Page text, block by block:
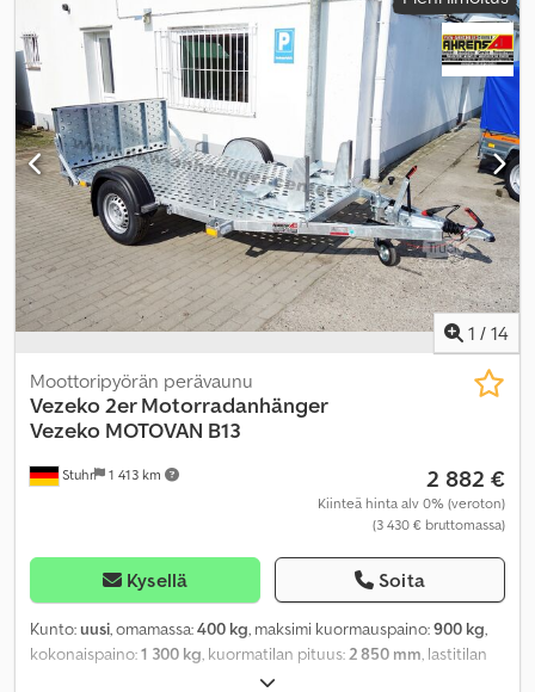
1 / 14
Stuhr 1 413 km
Moottoripyörän perävaunu
Vezeko2er Motorradanhänger
Vezeko MOTOVAN B13
2 882 €
Kiinteä hinta alv 0% (veroton)
(3 430 € bruttomassa)
Kysellä Soita
Kunto:uusi, omamassa:400 kg, maksimi kuormauspaino:900 kg,
kokonaispaino:1 300 kg, kuormatilan pituus:2 850 mm, lastitilan
, renkaan koko:165r13c